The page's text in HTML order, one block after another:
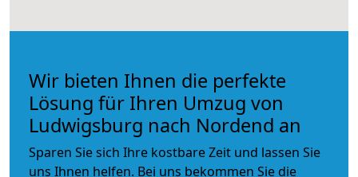
Wir bieten Ihnen die perfekte
Lösung für Ihren Umzug von
Ludwigsburg nach Nordend an
Sparen Sie sich Ihre kostbare Zeit und lassen Sie
uns Ihnen helfen. Bei uns bekommen Sie die